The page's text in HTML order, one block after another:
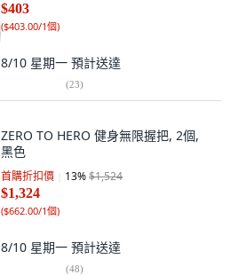
$403
($403.00/1個)
8/10 星期一 預計送達
(23)
ZERO TO HERO 健身無限握把, 2個,
黑色
首購折扣價 13%$1,524
$1,324
($662.00/1個)
8/10 星期一 預計送達
(48)